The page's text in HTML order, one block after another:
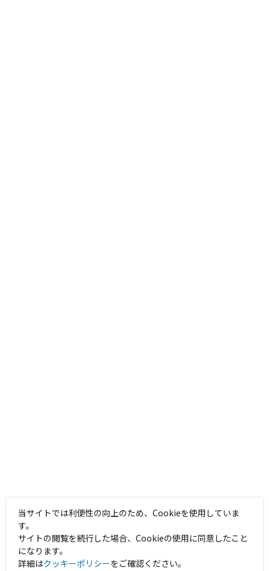
当サイトでは利便性の向上のため、Cookieを使用していま
す。
サイトの閲覧を続行した場合、Cookieの使用に同意したこと
になります。
詳細はクッキーポリシーをご確認ください。